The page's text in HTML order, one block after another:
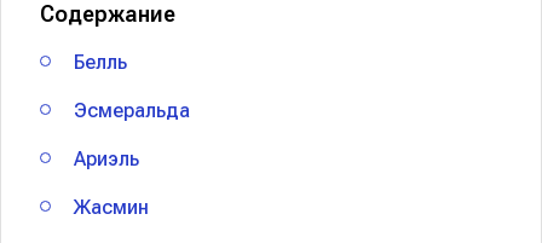
Содержание
Белль
Эсмеральда
Ариэль
Жасмин